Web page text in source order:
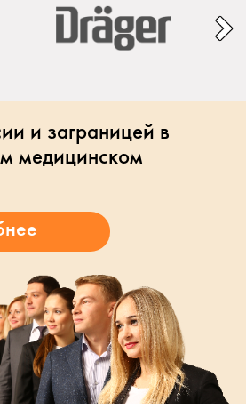
и заграницей в
медицинском